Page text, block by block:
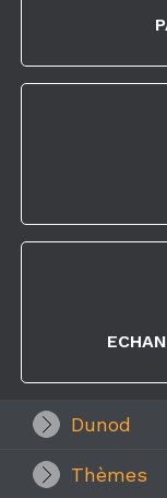
Dunod
Thèmes